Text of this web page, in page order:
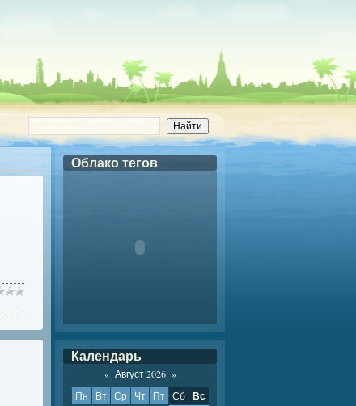
Облако тегов
Календарь
« Август 2026 »
Пн
Вт Ср Чт Пт Сб Вс